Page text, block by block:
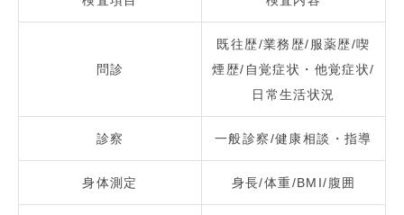
問診
既往歴/業務歴/服薬歴/喫
煙歴/自覚症状・他覚症状/
日常生活状況
診察 一般診察/健康相談・指導
身体測定 身長/体重/BMI/腹囲